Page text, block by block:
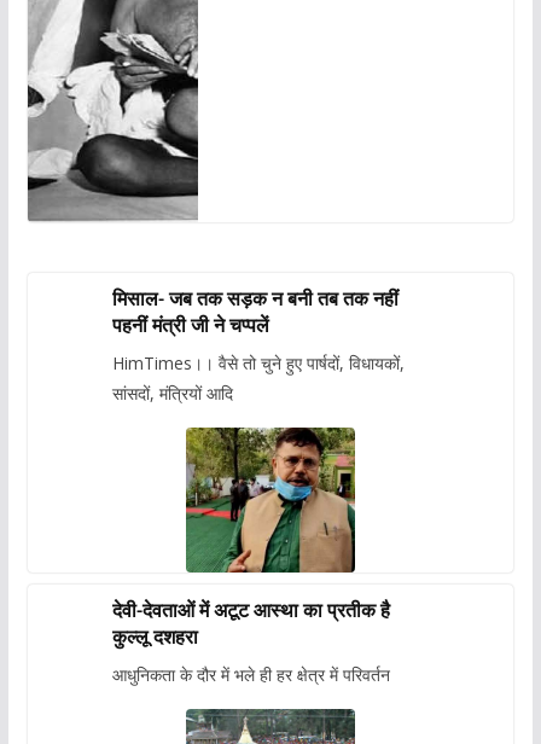
मिसाल- जब तक सड़क न बनी तब तक नहीं
पहनीं मंत्री जी ने चप्पलें
HimTimes।। वैसे तो चुने हुए पार्षदों, विधायकों,
सांसदों, मंत्रियों आदि
देवी-देवताओं में अटूट आस्था का प्रतीक है
कुल्लू दशहरा
आधुनिकता के दौर में भले ही हर क्षेत्र में परिवर्तन